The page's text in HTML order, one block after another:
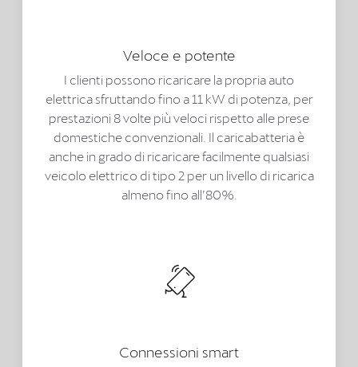
Veloce e potente
I clienti possono ricaricare la propria auto
elettrica sfruttando fino a 11 kW di potenza, per
prestazioni 8 volte più veloci rispetto alle prese
domestiche convenzionali. Il caricabatteria è
anche in grado di ricaricare facilmente qualsiasi
veicolo elettrico di tipo 2 per un livello di ricarica
almeno fino all’80%.
Connessioni smart